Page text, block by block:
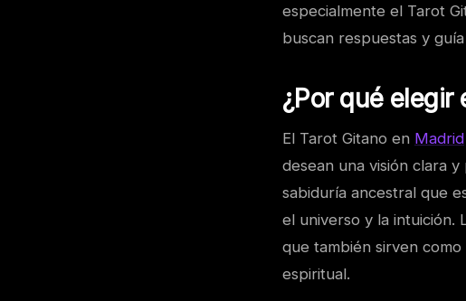
especialmente el Tarot
buscan respuestas y
¿Por qué elegir
El Tarot Gitano en Madrid
desean una visión clara
sabiduría ancestral que
el universo y la intuición.
que también sirven
espiritual.